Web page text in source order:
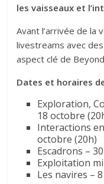
les vaisseaux et
Avant l’arrivée de la
livestreams avec
aspect clé de
Dates et horaires
Exploration,
18 octobre
Interactions
octobre (20h)
Escadrons –
Exploitation
Les navires –